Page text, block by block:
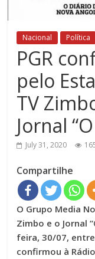
Nacional Política
PGR
pelo
TV
Jornal
July 31, 2020
Compartilhe
O Grupo Media
Zimbo e o Jornal
feira, 30/07,
confirmou à